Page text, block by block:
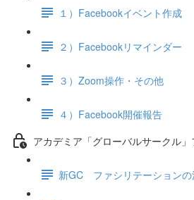
１）Facebookイベント作成
２）Facebookリマインダー
３）Zoom操作・その他
４）Facebook開催報告
アカデミア「グローバルサークル
新GC ファシリテーションの